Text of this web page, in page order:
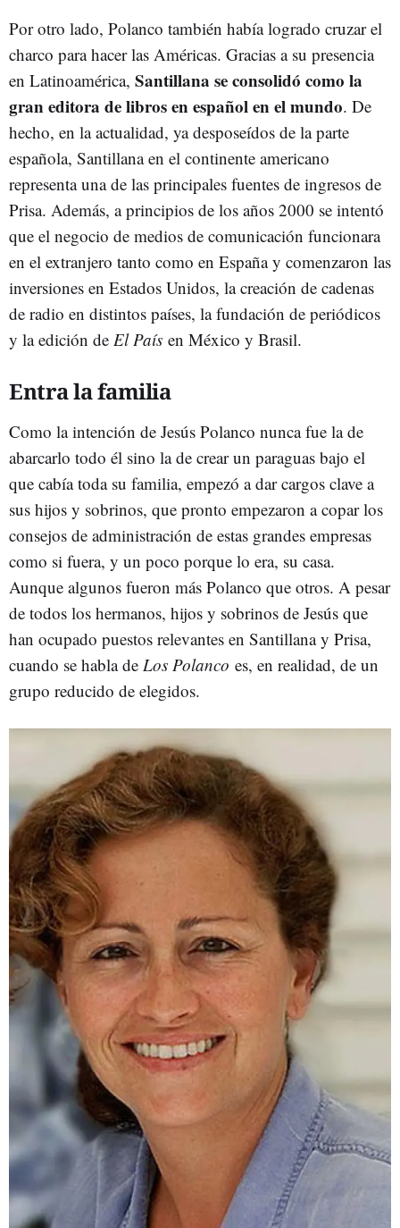
Por otro lado, Polanco también había logrado cruzar el
charco para hacer las Américas. Gracias a su presencia
en Latinoamérica, Santillana se consolidó como la
gran editora de libros en español en el mundo. De
hecho, en la actualidad, ya desposeídos de la parte
española, Santillana en el continente americano
representa una de las principales fuentes de ingresos de
Prisa. Además, a principios de los años 2000 se intentó
que el negocio de medios de comunicación funcionara
en el extranjero tanto como en España y comenzaron las
inversiones en Estados Unidos, la creación de cadenas
de radio en distintos países, la fundación de periódicos
y la edición de El País en México y Brasil.
Entra la familia
Como la intención de Jesús Polanco nunca fue la de
abarcarlo todo él sino la de crear un paraguas bajo el
que cabía toda su familia, empezó a dar cargos clave a
sus hijos y sobrinos, que pronto empezaron a copar los
consejos de administración de estas grandes empresas
como si fuera, y un poco porque lo era, su casa.
Aunque algunos fueron más Polanco que otros. A pesar
de todos los hermanos, hijos y sobrinos de Jesús que
han ocupado puestos relevantes en Santillana y Prisa,
cuando se habla de Los Polanco es, en realidad, de un
grupo reducido de elegidos.